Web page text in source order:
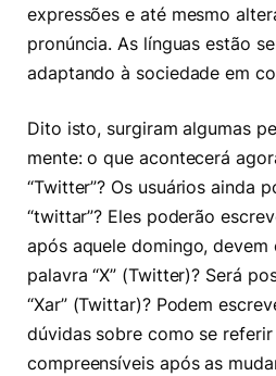
expressões e até mesmo
pronúncia. As línguas estão
adaptando à sociedade em
Dito isto, surgiram algumas
mente: o que acontecerá
“Twitter”? Os usuários ainda
“twittar”? Eles poderão
após aquele domingo, devem
palavra “X” (Twitter)? Será
“Xar” (Twittar)? Podem
dúvidas sobre como se
compreensíveis após as